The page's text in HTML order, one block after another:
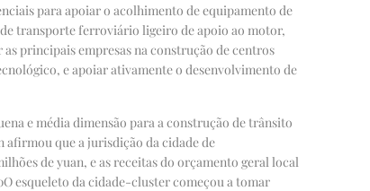
para apoiar o acolhimento de equipamento de
transporte ferroviário ligeiro de apoio ao motor,
principais empresas na construção de centros
e apoiar ativamente o desenvolvimento de
e média dimensão para a construção de trânsito
afirmou que a jurisdição da cidade de
de yuan, e as receitas do orçamento geral local
O esqueleto da cidade-cluster começou a tomar